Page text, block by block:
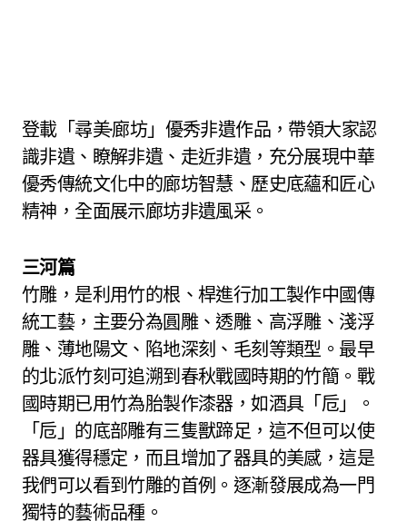
登載「尋美·廊坊」優秀非遺作品，帶領大家認
識非遺、瞭解非遺、走近非遺，充分展現中華
優秀傳統文化中的廊坊智慧、歷史底蘊和匠心
精神，全面展示廊坊非遺風采。
三河篇
竹雕，是利用竹的根、桿進行加工製作中國傳
統工藝，主要分為圓雕、透雕、高浮雕、淺浮
雕、薄地陽文、陷地深刻、毛刻等類型。最早
的北派竹刻可追溯到春秋戰國時期的竹簡。戰
國時期已用竹為胎製作漆器，如酒具「卮」。
「卮」的底部雕有三隻獸蹄足，這不但可以使
器具獲得穩定，而且增加了器具的美感，這是
我們可以看到竹雕的首例。逐漸發展成為一門
獨特的藝術品種。